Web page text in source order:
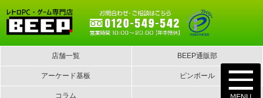
店舗一覧 BEEP通販部
アーケード基板 ピンボール
コラム